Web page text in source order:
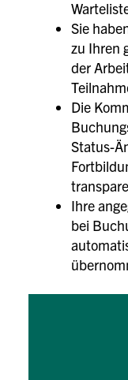
Sie
zu Ihren
der
Die
Status-
Ihre
bei